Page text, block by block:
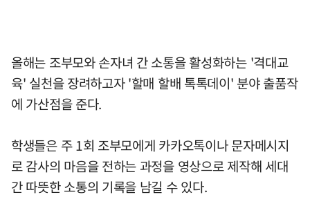
올해는 조부모와 손자녀 간 소통을 활성화하는 '격대교
육' 실천을 장려하고자 '할매 할배 톡톡데이' 분야 출품작
에 가산점을 준다.
학생들은 주 1회 조부모에게 카카오톡이나 문자메시지
로 감사의 마음을 전하는 과정을 영상으로 제작해 세대
간 따뜻한 소통의 기록을 남길 수 있다.